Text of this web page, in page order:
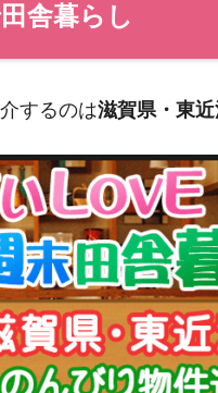
舎暮らし
するのは滋賀県・東